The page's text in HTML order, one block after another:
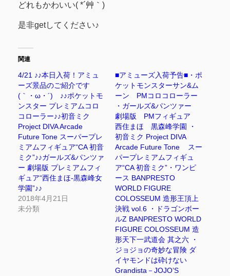
どれもかわいい( *´艸｀)
是非getしてください♪
関連
4/21 ♪♪本日入荷！アミュ
ーズ景品のご紹介です
(｀・ω・´)ゞ♪♪ポケットモ
ンスター プレミアムコロ
コローラー♪♪初音ミク
Project DIVA Arcade
Future Tone スーパープレ
ミアムフィギュア“CA 初音
ミク”♪♪ガールズ&パンツァ
ー 劇場版 プレミアムフィ
ギュア“西住まほ-黒森峰女
学園”♪♪
2018年4月21日
未分類
■アミューズ入荷予告■・ポ
ケットモンスターサン&ム
ーン PMコロコローラー
・ガールズ&パンツァー
劇場版 PMフィギュア
西住まほ 黒森峰学園 ・
初音ミク Project DIVA
Arcade Future Tone スー
パープレミアムフィギュ
ア“CA 初音ミク”・ワンピ
ース BANPRESTO
WORLD FIGURE
COLOSSEUM 造形王頂上
決戦 vol.6 ・ドラゴンボー
ルZ BANPRESTO WORLD
FIGURE COLOSSEUM 造
形天下一武道会 其之六 ・
ジョジョの奇妙な冒険 ダ
イヤモンドは砕けない
Grandista－JOJO’S